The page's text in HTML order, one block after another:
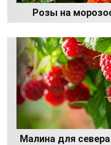
Розы на
Малина для